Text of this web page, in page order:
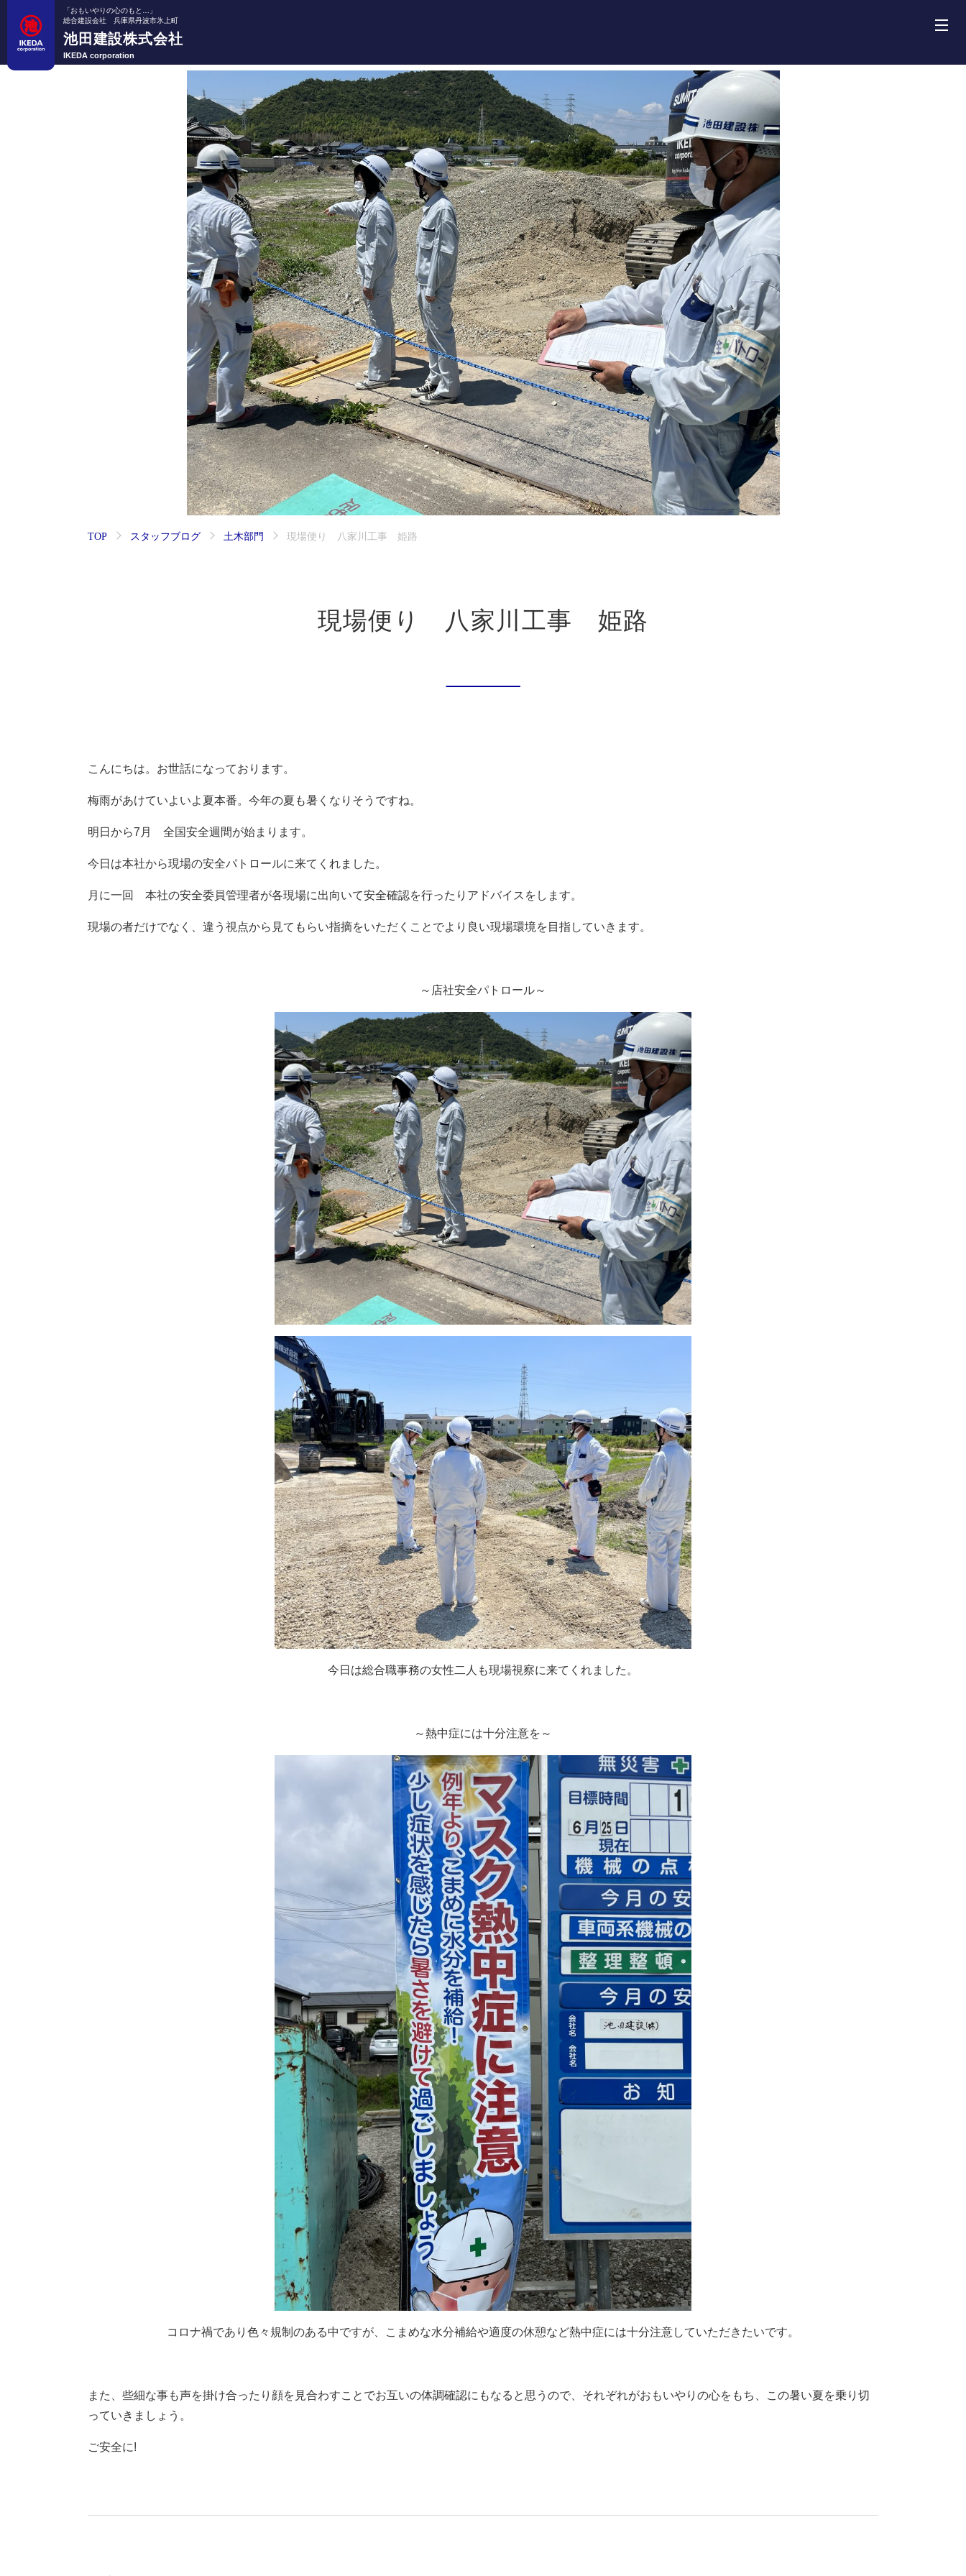
「おもいやりの心のもと…」
総合建設会社 兵庫県丹波市氷上町
池田建設株式会社
IKEDA corporation
TOP スタッフブログ 土木部門 現場便り 八家川工事 姫路
現場便り 八家川工事 姫路
こんにちは。お世話になっております。
梅雨があけていよいよ夏本番。今年の夏も暑くなりそうですね。
明日から7月 全国安全週間が始まります。
今日は本社から現場の安全パトロールに来てくれました。
月に一回 本社の安全委員管理者が各現場に出向いて安全確認を行ったりアドバイスをします。
現場の者だけでなく、違う視点から見てもらい指摘をいただくことでより良い現場環境を目指していきます。
～店社安全パトロール～
今日は総合職事務の女性二人も現場視察に来てくれました。
～熱中症には十分注意を～
コロナ禍であり色々規制のある中ですが、こまめな水分補給や適度の休憩など熱中症には十分注意していただきたいです。
また、些細な事も声を掛け合ったり顔を見合わすことでお互いの体調確認にもなると思うので、それぞれがおもいやりの心をもち、この暑い夏を乗り切
っていきましょう。
ご安全に!
ホーム
事業紹介
機械・車両紹介
施工実績
採用情報
会社案内
お問い合わせ
新着情報
ブログ